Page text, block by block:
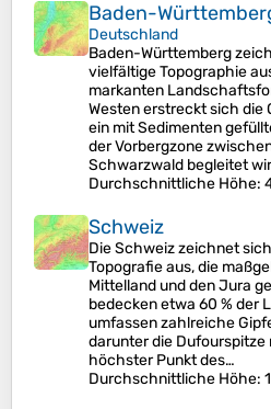
Baden-
Deutschland
Baden-Württemberg
vielfältige Topographie
markanten
Westen erstreckt sich die
ein mit Sedimenten
der Vorbergzone
Schwarzwald begleitet
Durchschnittliche Höhe:
Schweiz
Die Schweiz zeichnet
Topografie aus, die
Mittelland und den Jura
bedecken etwa 60 % der
umfassen zahlreiche
darunter die Dufourspitze
höchster Punkt des…
Durchschnittliche Höhe: